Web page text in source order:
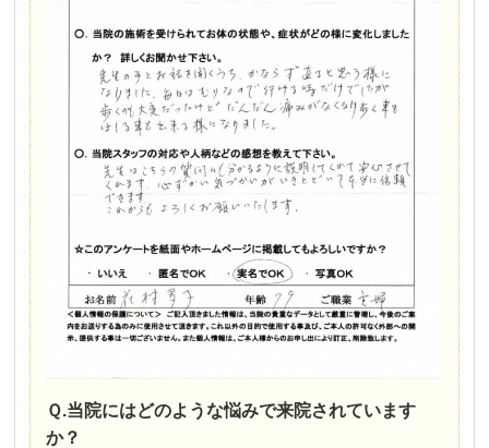
Ｑ.当院にはどのような悩みで来院されています
か？